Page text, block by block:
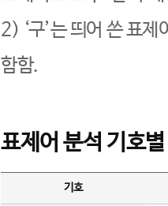
2) ‘구’는 띄어 쓴 표
함함.
표제어 분석 기호
기호